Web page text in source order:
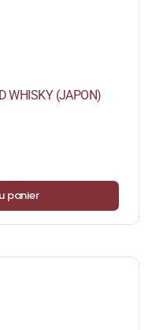
WHISKY (JAPON)
panier